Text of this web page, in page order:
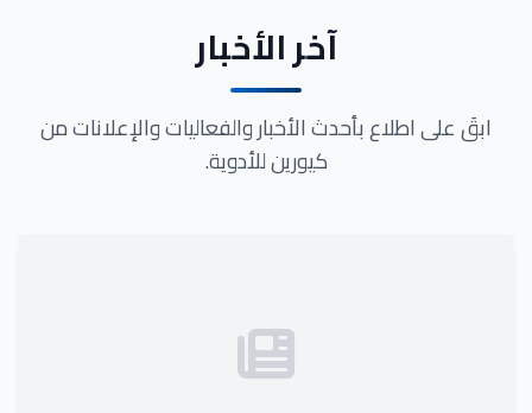
آخر الأخبار
ابقَ على اطلاع بأحدث الأخبار والفعاليات والإعلانات من
كيورين للأدوية.